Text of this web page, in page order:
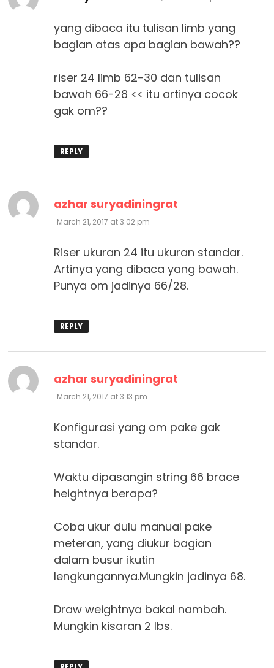
yang dibaca itu tulisan limb yang
bagian atas apa bagian bawah??
riser 24 limb 62-30 dan tulisan
bawah 66-28 << itu artinya cocok
gak om??
REPLY
azhar suryadiningrat
March 21, 2017 at 3:02 pm
Riser ukuran 24 itu ukuran standar.
Artinya yang dibaca yang bawah.
Punya om jadinya 66/28.
REPLY
azhar suryadiningrat
March 21, 2017 at 3:13 pm
Konfigurasi yang om pake gak
standar.
Waktu dipasangin string 66 brace
heightnya berapa?
Coba ukur dulu manual pake
meteran, yang diukur bagian
dalam busur ikutin
lengkungannya.Mungkin jadinya 68.
Draw weightnya bakal nambah.
Mungkin kisaran 2 lbs.